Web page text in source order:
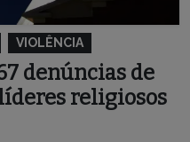
VIOLÊNCIA
denúncias de
religiosos